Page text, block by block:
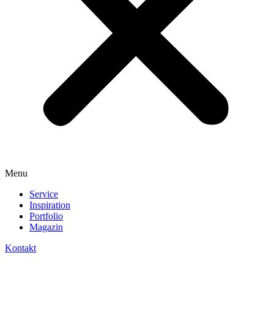
Menu
Service
Inspiration
Portfolio
Magazin
Kontakt